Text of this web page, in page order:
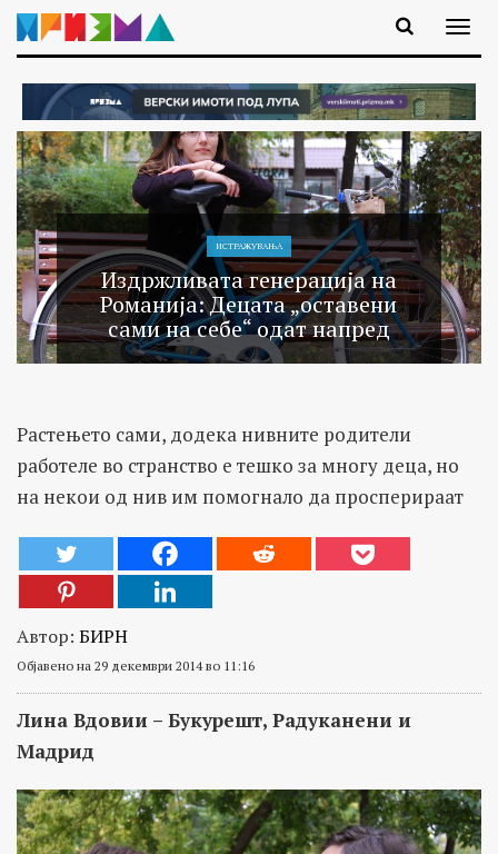
ИСТРАЖУВАЊA
Издржливата генерација на
Романија: Децата „оставени
сами на себе“ одат напред
Растењето сами, додека нивните родители
работеле во странство е тешко за многу деца, но
на некои од нив им помогнало да просперираат
Автор: БИРН
Објавено на 29 декември 2014 во 11:16
Лина Вдовии – Букурешт, Радуканени и
Мадрид